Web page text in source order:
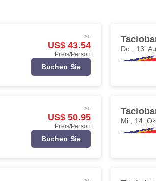
Ab
US$ 43.54
Preis/Person
Buchen Sie
Do., 13.
Ab
US$ 50.95
Preis/Person
Buchen Sie
Mi., 14.